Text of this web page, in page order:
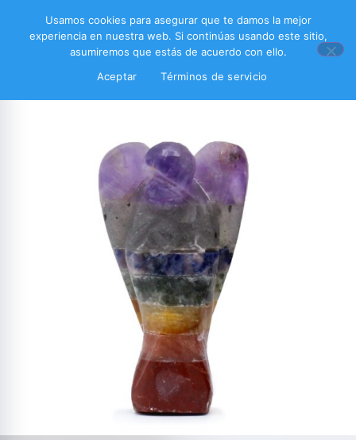
Usamos cookies para asegurar que te damos la mejor
experiencia en nuestra web. Si continúas usando este sitio,
asumiremos que estás de acuerdo con ello.
Aceptar
Términos de servicio